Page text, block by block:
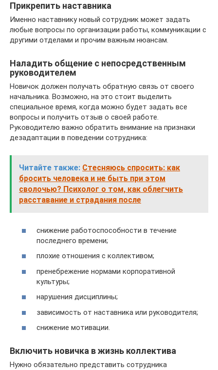
Прикрепить наставника
Именно наставнику новый сотрудник может задать
любые вопросы по организации работы, коммуникации с
другими отделами и прочим важным нюансам.
Наладить общение с непосредственным
руководителем
Новичок должен получать обратную связь от своего
начальника. Возможно, на это стоит выделить
специальное время, когда можно будет задать все
вопросы и получить отзыв о своей работе.
Руководителю важно обратить внимание на признаки
дезадаптации в поведении сотрудника:
Читайте также: Стесняюсь спросить: как
бросить человека и не быть при этом
сволочью? Психолог о том, как облегчить
расставание и страдания после
снижение работоспособности в течение
последнего времени;
плохие отношения с коллективом;
пренебрежение нормами корпоративной
культуры;
нарушения дисциплины;
зависимость от наставника или руководителя;
снижение мотивации.
Включить новичка в жизнь коллектива
Нужно обязательно представить сотрудника